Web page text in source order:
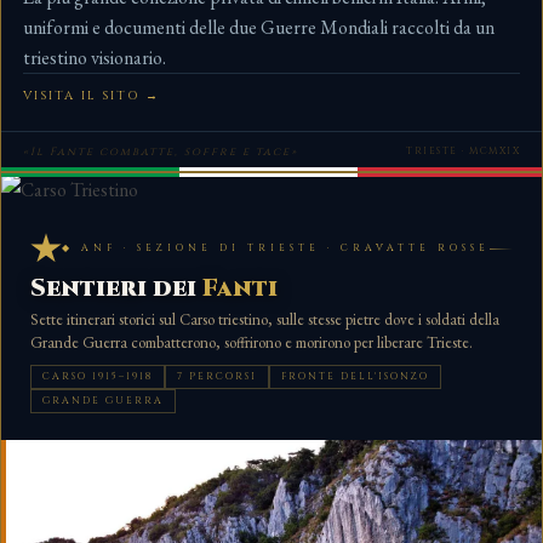
uniformi e documenti delle due Guerre Mondiali raccolti da un
triestino visionario.
VISITA IL SITO →
«Il Fante combatte, soffre e tace» TRIESTE · MCMXIX
◆ ANF · SEZIONE DI TRIESTE · CRAVATTE ROSSE
Sentieri deiFanti
Sette itinerari storici sul Carso triestino, sulle stesse pietre dove i soldati della
Grande Guerra combatterono, soffrirono e morirono per liberare Trieste.
CARSO 1915–1918 7 PERCORSI
FRONTE DELL'ISONZO
GRANDE GUERRA